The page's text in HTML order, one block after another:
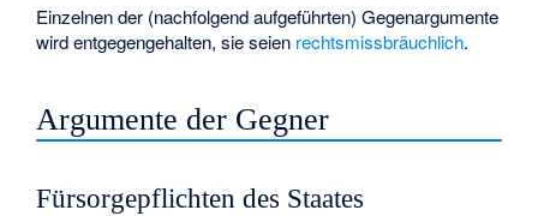
Einzelnen der (nachfolgend aufgeführten) Gegenargumente
wird entgegengehalten, sie seien rechtsmissbräuchlich.
Argumente der Gegner
Fürsorgepflichten des Staates